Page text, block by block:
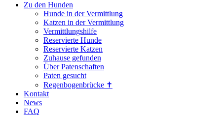
Zu den Hunden
Hunde in der Vermittlung
Katzen in der Vermittlung
Vermittlungshilfe
Reservierte Hunde
Reservierte Katzen
Zuhause gefunden
Über Patenschaften
Paten gesucht
Regenbogenbrücke ✝
Kontakt
News
FAQ